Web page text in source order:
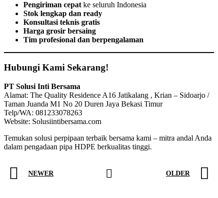
Pengiriman cepat ke seluruh Indonesia
Stok lengkap dan ready
Konsultasi teknis gratis
Harga grosir bersaing
Tim profesional dan berpengalaman
Hubungi Kami Sekarang!
PT Solusi Inti Bersama
Alamat: The Quality Residence A16 Jatikalang , Krian – Sidoarjo /
Taman Juanda M1 No 20 Duren Jaya Bekasi Timur
Telp/WA: 081233078263
Website: Solusiintibersama.com
Temukan solusi perpipaan terbaik bersama kami – mitra andal Anda
dalam pengadaan pipa HDPE berkualitas tinggi.
NEWER OLDER